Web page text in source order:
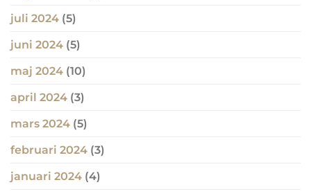
juli 2024 (5)
juni 2024 (5)
maj 2024 (10)
april 2024 (3)
mars 2024 (5)
februari 2024 (3)
januari 2024 (4)